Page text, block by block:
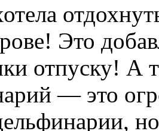
Это
отпуску! А
— это